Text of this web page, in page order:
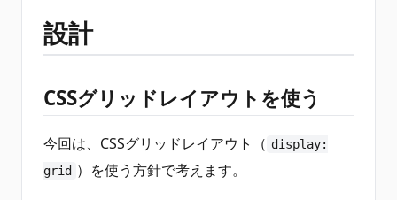
設計
CSSグリッドレイアウトを使う
今回は、CSSグリッドレイアウト（ display:
grid ）を使う方針で考えます。